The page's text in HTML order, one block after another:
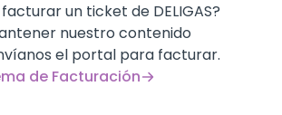
un ticket de DELIGAS?
nuestro contenido
el portal para facturar.
de Facturación